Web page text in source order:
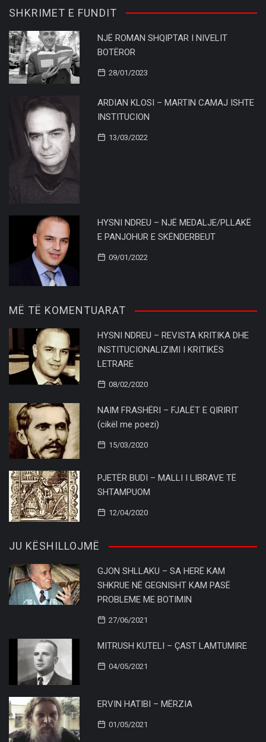
SHKRIMET E FUNDIT
NJË ROMAN SHQIPTAR I NIVELIT
BOTËROR
28/01/2023
ARDIAN KLOSI – MARTIN CAMAJ ISHTE
INSTITUCION
13/03/2022
HYSNI NDREU – NJË MEDALJE/PLLAKË
E PANJOHUR E SKËNDERBEUT
09/01/2022
MË TË KOMENTUARAT
HYSNI NDREU – REVISTA KRITIKA DHE
INSTITUCIONALIZIMI I KRITIKËS
LETRARE
08/02/2020
NAIM FRASHËRI – FJALËT E QIRIRIT
(cikël me poezi)
15/03/2020
PJETËR BUDI – MALLI I LIBRAVE TË
SHTAMPUOM
12/04/2020
JU KËSHILLOJMË
GJON SHLLAKU – SA HERË KAM
SHKRUE NË GEGNISHT KAM PASË
PROBLEME ME BOTIMIN
27/06/2021
MITRUSH KUTELI – ÇAST LAMTUMIRE
04/05/2021
ERVIN HATIBI – MËRZIA
01/05/2021